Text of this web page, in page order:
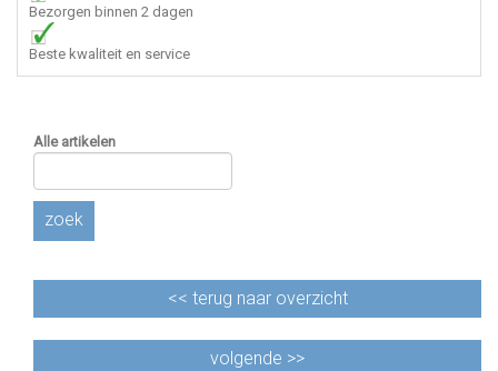
Bezorgen binnen 2 dagen
Beste kwaliteit en service
Alle artikelen
zoek
<< terug naar overzicht
volgende >>